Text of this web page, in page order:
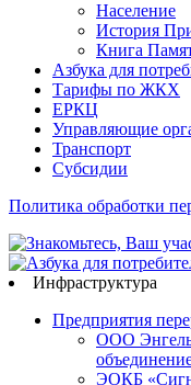
Население
История
Книга
Азбука для
Тарифы по ЖКХ
ЕРКЦ
Управляющие
Транспорт
Субсидии
Политика обработки
Инфраструктура
Предприятия
ООО
ЭОКБ